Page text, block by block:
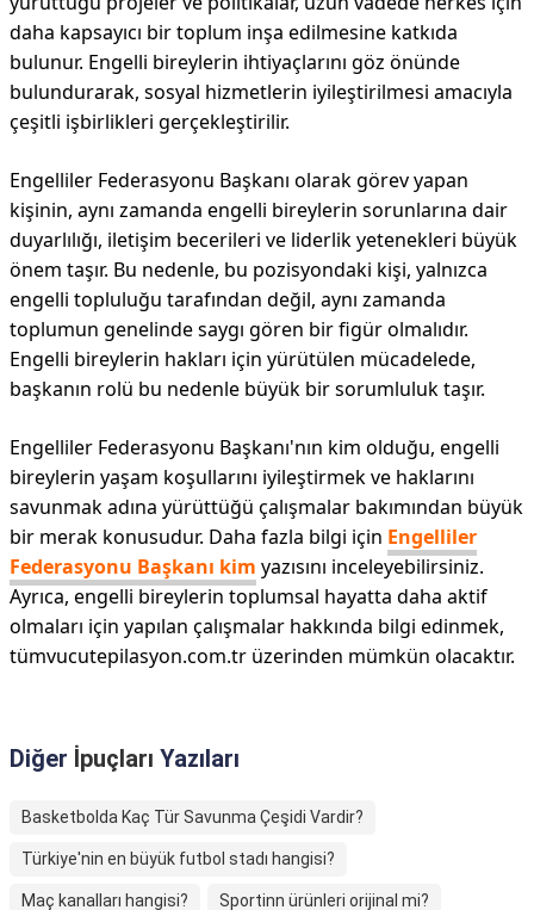
daha kapsayıcı bir toplum inşa edilmesine katkıda
bulunur. Engelli bireylerin ihtiyaçlarını göz önünde
bulundurarak, sosyal hizmetlerin iyileştirilmesi amacıyla
çeşitli işbirlikleri gerçekleştirilir.
Engelliler Federasyonu Başkanı olarak görev yapan
kişinin, aynı zamanda engelli bireylerin sorunlarına dair
duyarlılığı, iletişim becerileri ve liderlik yetenekleri büyük
önem taşır. Bu nedenle, bu pozisyondaki kişi, yalnızca
engelli topluluğu tarafından değil, aynı zamanda
toplumun genelinde saygı gören bir figür olmalıdır.
Engelli bireylerin hakları için yürütülen mücadelede,
başkanın rolü bu nedenle büyük bir sorumluluk taşır.
Engelliler Federasyonu Başkanı'nın kim olduğu, engelli
bireylerin yaşam koşullarını iyileştirmek ve haklarını
savunmak adına yürüttüğü çalışmalar bakımından büyük
bir merak konusudur. Daha fazla bilgi için Engelliler
Federasyonu Başkanı kim yazısını inceleyebilirsiniz.
Ayrıca, engelli bireylerin toplumsal hayatta daha aktif
olmaları için yapılan çalışmalar hakkında bilgi edinmek,
tümvucutepilasyon.com.tr üzerinden mümkün olacaktır.
Diğer İpuçları Yazıları
Basketbolda Kaç Tür Savunma Çeşidi Vardir?
Türkiye'nin en büyük futbol stadı hangisi?
Maç kanalları hangisi? Sportinn ürünleri orijinal mi?